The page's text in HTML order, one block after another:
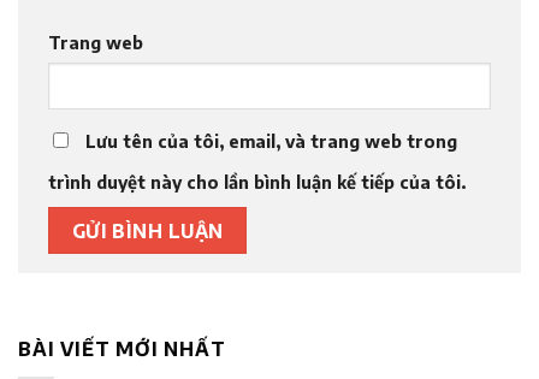
Trang web
Lưu tên của tôi, email, và trang web trong
trình duyệt này cho lần bình luận kế tiếp của tôi.
BÀI VIẾT MỚI NHẤT